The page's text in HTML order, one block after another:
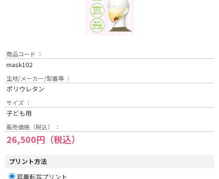
商品コード ：
mask102
生地/メーカー/型番等 ：
ポリウレタン
サイズ ：
子ども用
販売価格（税込） ：
26,500円（税込）
プリント方法
昇華転写プリント